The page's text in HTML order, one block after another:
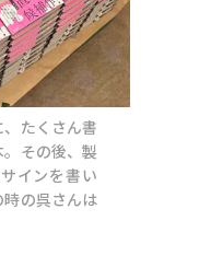
たくさん書
その後、製
インを書い
の呉さんは